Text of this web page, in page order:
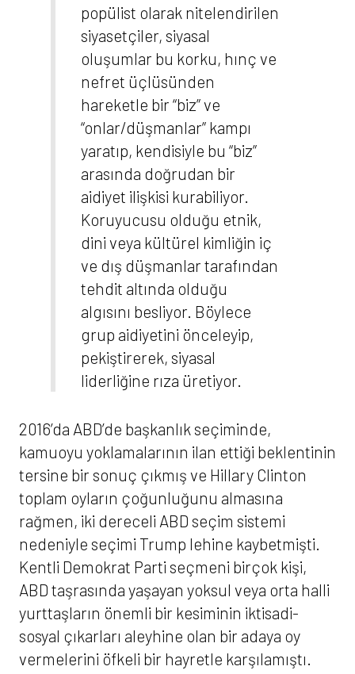
popülist olarak nitelendirilen
siyasetçiler, siyasal
oluşumlar bu korku, hınç ve
nefret üçlüsünden
hareketle bir “biz” ve
“onlar/düşmanlar” kampı
yaratıp, kendisiyle bu “biz”
arasında doğrudan bir
aidiyet ilişkisi kurabiliyor.
Koruyucusu olduğu etnik,
dini veya kültürel kimliğin iç
ve dış düşmanlar tarafından
tehdit altında olduğu
algısını besliyor. Böylece
grup aidiyetini önceleyip,
pekiştirerek, siyasal
liderliğine rıza üretiyor.
2016’da ABD’de başkanlık seçiminde,
kamuoyu yoklamalarının ilan ettiği beklentinin
tersine bir sonuç çıkmış ve Hillary Clinton
toplam oyların çoğunluğunu almasına
rağmen, iki dereceli ABD seçim sistemi
nedeniyle seçimi Trump lehine kaybetmişti.
Kentli Demokrat Parti seçmeni birçok kişi,
ABD taşrasında yaşayan yoksul veya orta halli
yurttaşların önemli bir kesiminin iktisadi-
sosyal çıkarları aleyhine olan bir adaya oy
vermelerini öfkeli bir hayretle karşılamıştı.